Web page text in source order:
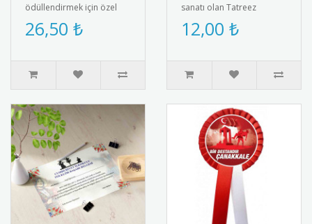
ödüllendirmek için özel
tasarım altın renkli başarı
madalyası. Kaliteli me..
26,50 ₺
sanatı olan Tatreez
motiflerinin ve ulusal
kimliğin sembolü Filistin
12,00 ₺